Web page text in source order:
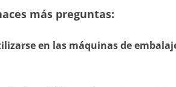
más preguntas:
en las máquinas de